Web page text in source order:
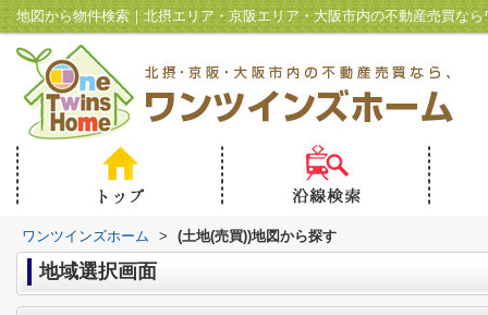
地図から物件検索｜北摂エリア・京阪エリア・大阪市内の不動産売買な
ワンツインズホーム > (土地(売買))地図から探す
地域選択画面